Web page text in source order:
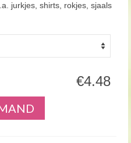
jurkjes, shirts, rokjes, sjaals
€4.48